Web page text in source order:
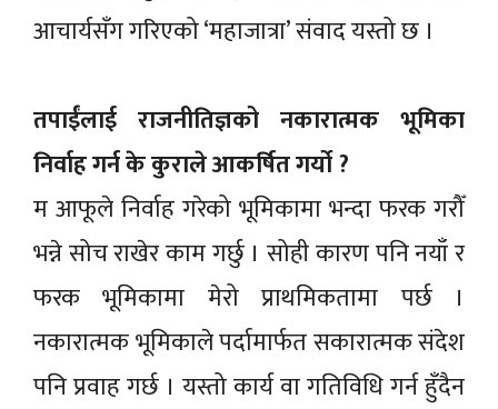
आचार्यसँग गरिएको ‘महाजात्रा’ संवाद यस्तो छ ।
तपाईंलाई राजनीतिज्ञको नकारात्मक भूमिका
निर्वाह गर्न के कुराले आकर्षित गर्यो ?
म आफूले निर्वाह गरेको भूमिकामा भन्दा फरक गरौँ
भन्ने सोच राखेर काम गर्छु । सोही कारण पनि नयाँ र
फरक भूमिकामा मेरो प्राथमिकतामा पर्छ ।
नकारात्मक भूमिकाले पर्दामार्फत सकारात्मक संदेश
पनि प्रवाह गर्छ । यस्तो कार्य वा गतिविधि गर्न हुँदैन